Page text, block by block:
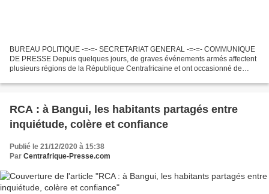
BUREAU POLITIQUE -=-=- SECRETARIAT GENERAL -=-=- COMMUNIQUE
DE PRESSE Depuis quelques jours, de graves événements armés affectent
plusieurs régions de la République Centrafricaine et ont occasionné de
RCA : à Bangui, les habitants partagés entre
inquiétude, colère et confiance
Publié le 21/12/2020 à 15:38
Par Centrafrique-Presse.com